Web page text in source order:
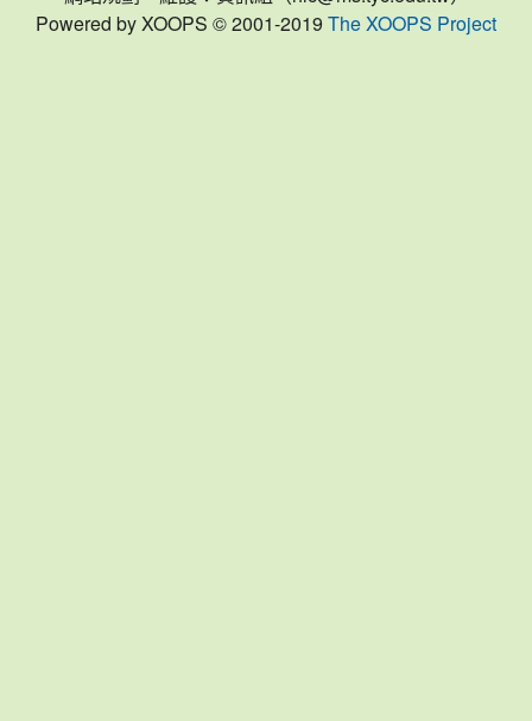
Powered by XOOPS © 2001-2019 The XOOPS Project